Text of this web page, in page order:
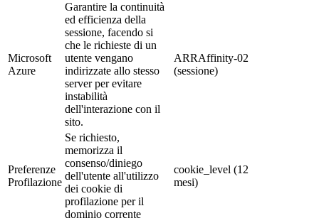
Microsoft
Azure
Garantire la continuità
ed efficienza della
sessione, facendo si
che le richieste di un
utente vengano
indirizzate allo stesso
server per evitare
instabilità
dell'interazione con il
sito.
ARRAffinity-02
(sessione)
Preferenze
Profilazione
Se richiesto,
memorizza il
consenso/diniego
dell'utente all'utilizzo
dei cookie di
profilazione per il
dominio corrente
cookie_level (12
mesi)